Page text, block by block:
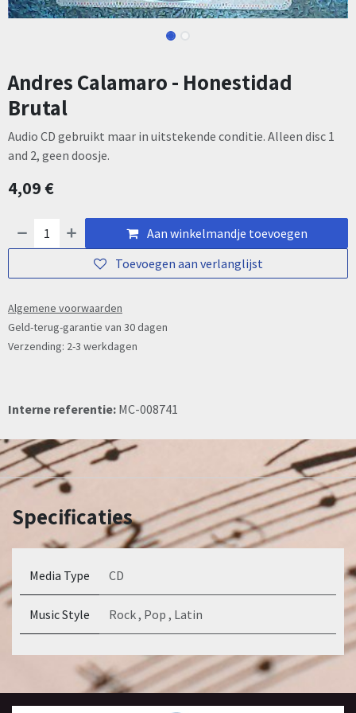
Andres Calamaro - Honestidad
Brutal
Audio CD gebruikt maar in uitstekende conditie. Alleen disc 1
and 2, geen doosje.
4,09€
Aan winkelmandje toevoegen
Toevoegen aan verlanglijst
Algemene voorwaarden
Geld-terug-garantie van 30 dagen
Verzending: 2-3 werkdagen
Interne referentie: MC-008741
Specificaties
Media Type CD
Music Style Rock, Pop , Latin